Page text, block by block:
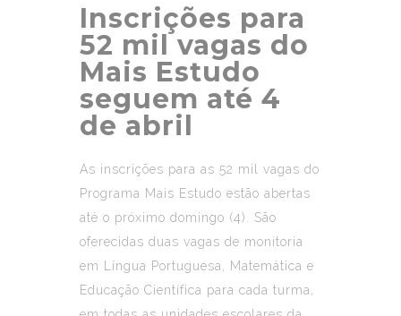
Inscrições para
52 mil vagas do
Mais Estudo
seguem até 4
de abril
As inscrições para as 52 mil vagas do
Programa Mais Estudo estão abertas
até o próximo domingo (4). São
oferecidas duas vagas de monitoria
em Língua Portuguesa, Matemática e
Educação Científica para cada turma,